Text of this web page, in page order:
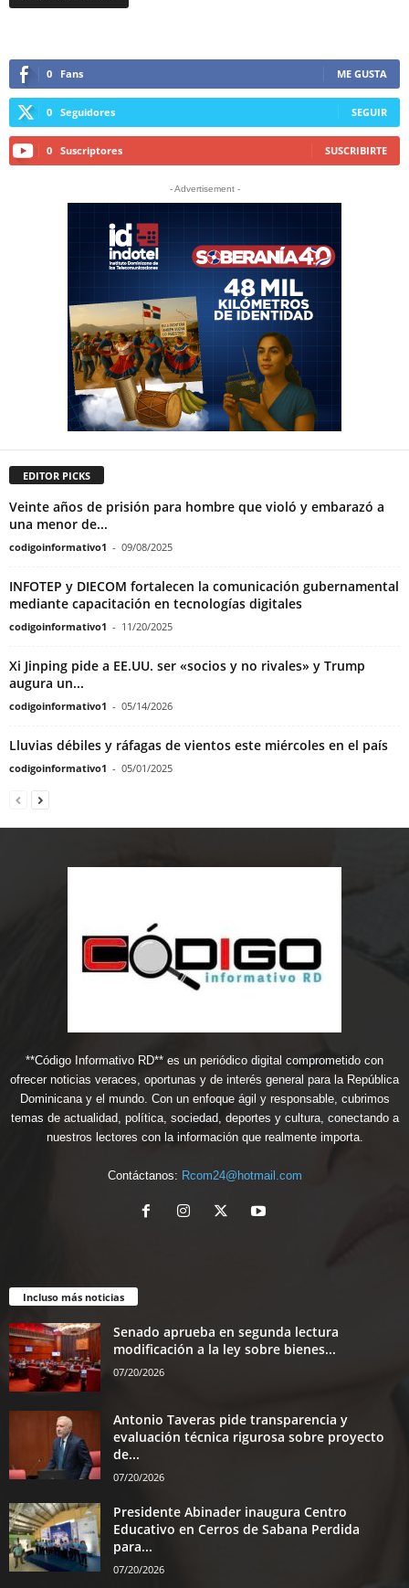
0 Fans ME GUSTA
0 Seguidores SEGUIR
0 Suscriptores SUSCRIBIRTE
- Advertisement -
EDITOR PICKS
Veinte años de prisión para hombre que violó y embarazó a
una menor de...
codigoinformativo1 - 09/08/2025
INFOTEP y DIECOM fortalecen la comunicación gubernamental
mediante capacitación en tecnologías digitales
codigoinformativo1 - 11/20/2025
Xi Jinping pide a EE.UU. ser «socios y no rivales» y Trump
augura un...
codigoinformativo1 - 05/14/2026
Lluvias débiles y ráfagas de vientos este miércoles en el país
codigoinformativo1 - 05/01/2025
**Código Informativo RD** es un periódico digital comprometido con
ofrecer noticias veraces, oportunas y de interés general para la República
Dominicana y el mundo. Con un enfoque ágil y responsable, cubrimos
temas de actualidad, política, sociedad, deportes y cultura, conectando a
nuestros lectores con la información que realmente importa.
Contáctanos: Rcom24@hotmail.com
Incluso más noticias
Senado aprueba en segunda lectura
modificación a la ley sobre bienes...
07/20/2026
Antonio Taveras pide transparencia y
evaluación técnica rigurosa sobre proyecto
de...
07/20/2026
Presidente Abinader inaugura Centro
Educativo en Cerros de Sabana Perdida
para...
07/20/2026